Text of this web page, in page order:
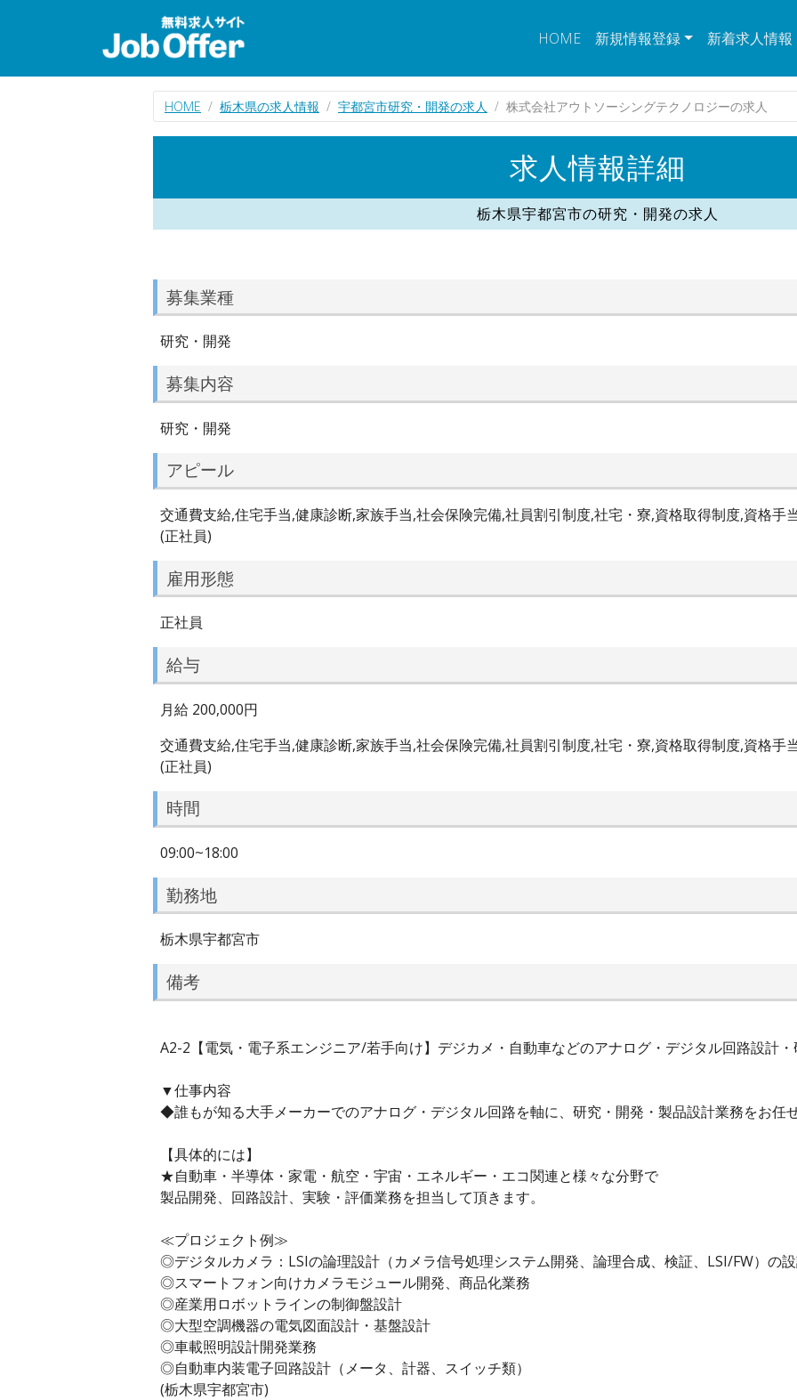
HOME 新規情報登録 新着求人情報
HOME 栃木県の求人情報 宇都宮市研究・開発の求人 株式会社アウトソーシングテクノロジーの求人
求人情報詳細
栃木県宇都宮市の研究・開発の求人
募集業種
研究・開発
募集内容
研究・開発
アピール
交通費支給,住宅手当,健康診断,家族手当,社会保険完備,社員割引制度,社宅・寮,資格取得制度,資格手
(正社員)
雇用形態
正社員
給与
月給 200,000円
交通費支給,住宅手当,健康診断,家族手当,社会保険完備,社員割引制度,社宅・寮,資格取得制度,資格手
(正社員)
時間
09:00~18:00
勤務地
栃木県宇都宮市
備考
A2-2【電気・電子系エンジニア/若手向け】デジカメ・自動車などのアナログ・デジタル回路設計
▼仕事内容
◆誰もが知る大手メーカーでのアナログ・デジタル回路を軸に、研究・開発・製品設計業務をお任
【具体的には】
★自動車・半導体・家電・航空・宇宙・エネルギー・エコ関連と様々な分野で
製品開発、回路設計、実験・評価業務を担当して頂きます。
≪プロジェクト例≫
◎デジタルカメラ：LSIの論理設計（カメラ信号処理システム開発、論理合成、検証、LSI/FW）の
◎スマートフォン向けカメラモジュール開発、商品化業務
◎産業用ロボットラインの制御盤設計
◎大型空調機器の電気図面設計・基盤設計
◎車載照明設計開発業務
◎自動車内装電子回路設計（メータ、計器、スイッチ類）
(栃木県宇都宮市)